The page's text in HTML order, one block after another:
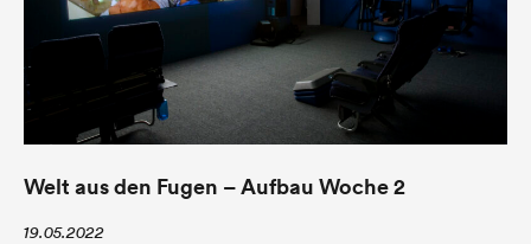
Welt aus den Fugen – Aufbau Woche 2
19.05.2022